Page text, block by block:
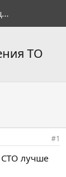
Регистрация
ТО
#1
СТО лучше